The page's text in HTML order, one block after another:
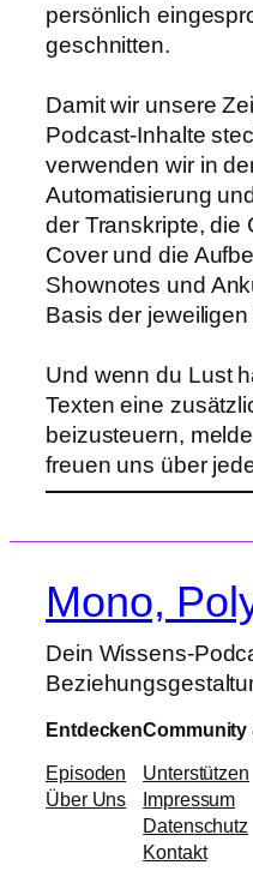
persönlich
geschnitten.
Damit wir unsere
Podcast-Inhalte
verwenden wir in
Automatisierung
der Transkripte, die
Cover und die
Shownotes und
Basis der jeweiligen
Und wenn du Lust
Texten eine
beizusteuern,
freuen uns über
Mono,
Dein Wissens-
Entdecken
Episoden
Über Uns
Community
Unterstützen
Impressum
Datenschutz
Kontakt